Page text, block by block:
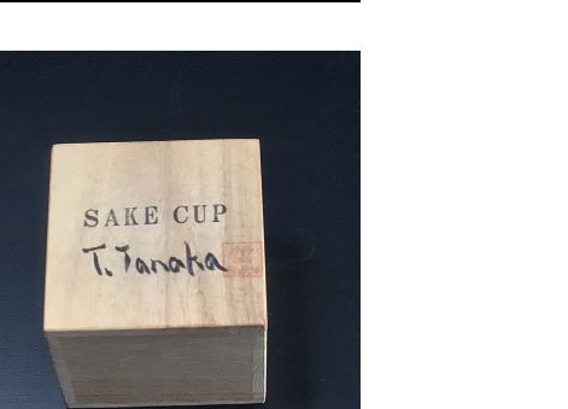
ぐい吞み用、盃、蓋置用 桐箱 Wooden B
ox for SAKE Cup, Lid Rest
¥1,650